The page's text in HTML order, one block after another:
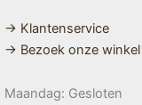
→ Klantenservice
→ Bezoek onze winkel
Maandag: Gesloten